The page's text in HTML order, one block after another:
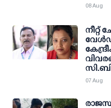
08 Aug
നീറ്റ്
വേള്‍ഡ്
07 Aug